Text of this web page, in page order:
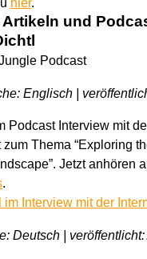
und
Englisch |
Podcast Interview mit
Thema “Exploring
Jetzt anhören
.
Deutsch |